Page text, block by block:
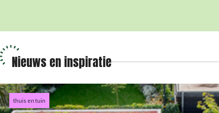
Nieuws en inspiratie
thuis en tuin